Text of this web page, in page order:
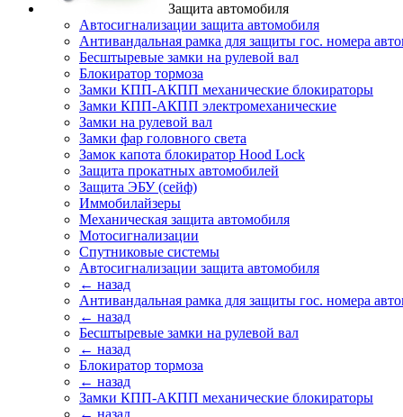
Защита автомобиля
Автосигнализации защита автомобиля
Антивандальная рамка для защиты гос. номера
Бесштыревые замки на рулевой вал
Блокиратор тормоза
Замки КПП-АКПП механические блокираторы
Замки КПП-АКПП электромеханические
Замки на рулевой вал
Замки фар головного света
Замок капота блокиратор Hood Lock
Защита прокатных автомобилей
Защита ЭБУ (сейф)
Иммобилайзеры
Механическая защита автомобиля
Мотосигнализации
Спутниковые системы
Автосигнализации защита автомобиля
← назад
Антивандальная рамка для защиты гос. номера
← назад
Бесштыревые замки на рулевой вал
← назад
Блокиратор тормоза
← назад
Замки КПП-АКПП механические блокираторы
← назад